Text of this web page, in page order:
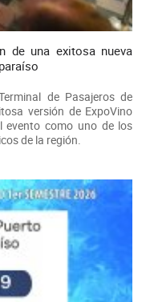
de una exitosa nueva
de Pasajeros de
versión de ExpoVino
evento como uno de los
de la región.